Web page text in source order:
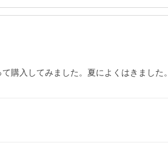
購入してみました。夏によくはきました。